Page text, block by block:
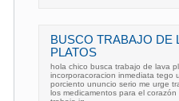
BUSCO TRABAJO DE
PLATOS
hola chico busca trabajo de lava
incorporacoracion inmediata tego
porciento ununcio serio me urge
los medicamentos para el